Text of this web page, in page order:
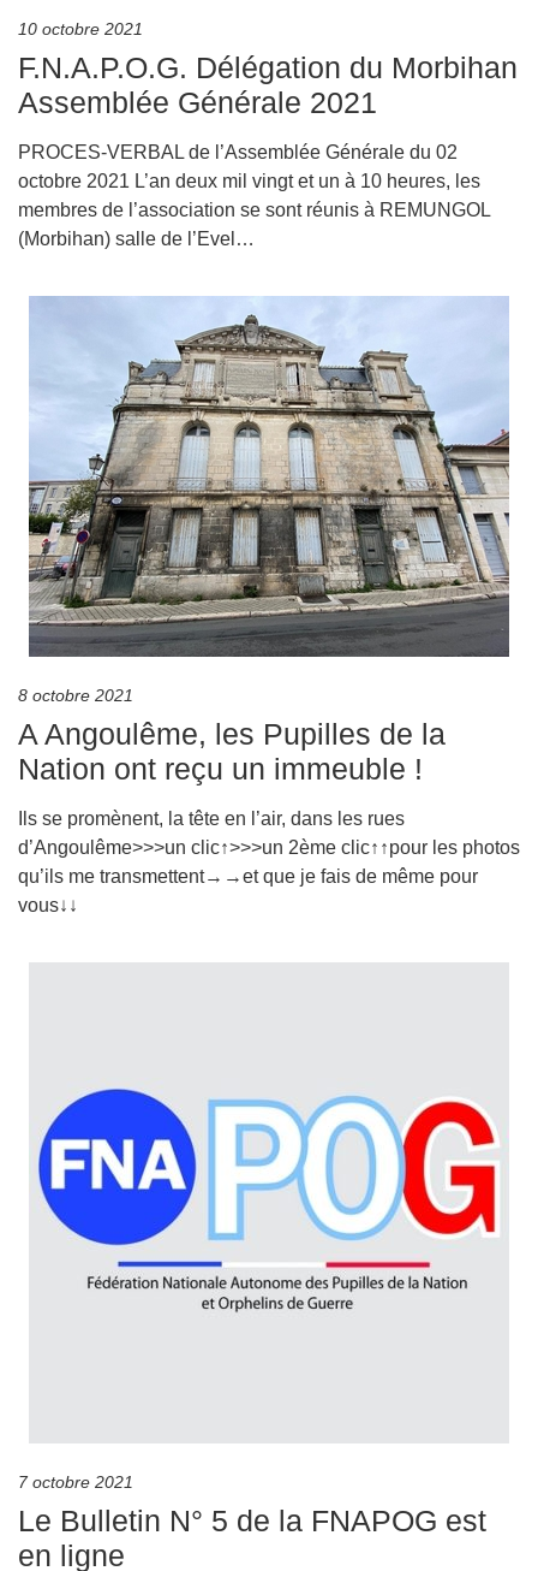
10 octobre 2021
F.N.A.P.O.G. Délégation du Morbihan
Assemblée Générale 2021
PROCES-VERBAL de l’Assemblée Générale du 02
octobre 2021 L’an deux mil vingt et un à 10 heures, les
membres de l’association se sont réunis à REMUNGOL
(Morbihan) salle de l’Evel…
8 octobre 2021
A Angoulême, les Pupilles de la
Nation ont reçu un immeuble !
Ils se promènent, la tête en l’air, dans les rues
d’Angoulême>>>un clic↑>>>un 2ème clic↑↑pour les photos
qu’ils me transmettent→→et que je fais de même pour
vous↓↓
7 octobre 2021
Le Bulletin N° 5 de la FNAPOG est
en ligne